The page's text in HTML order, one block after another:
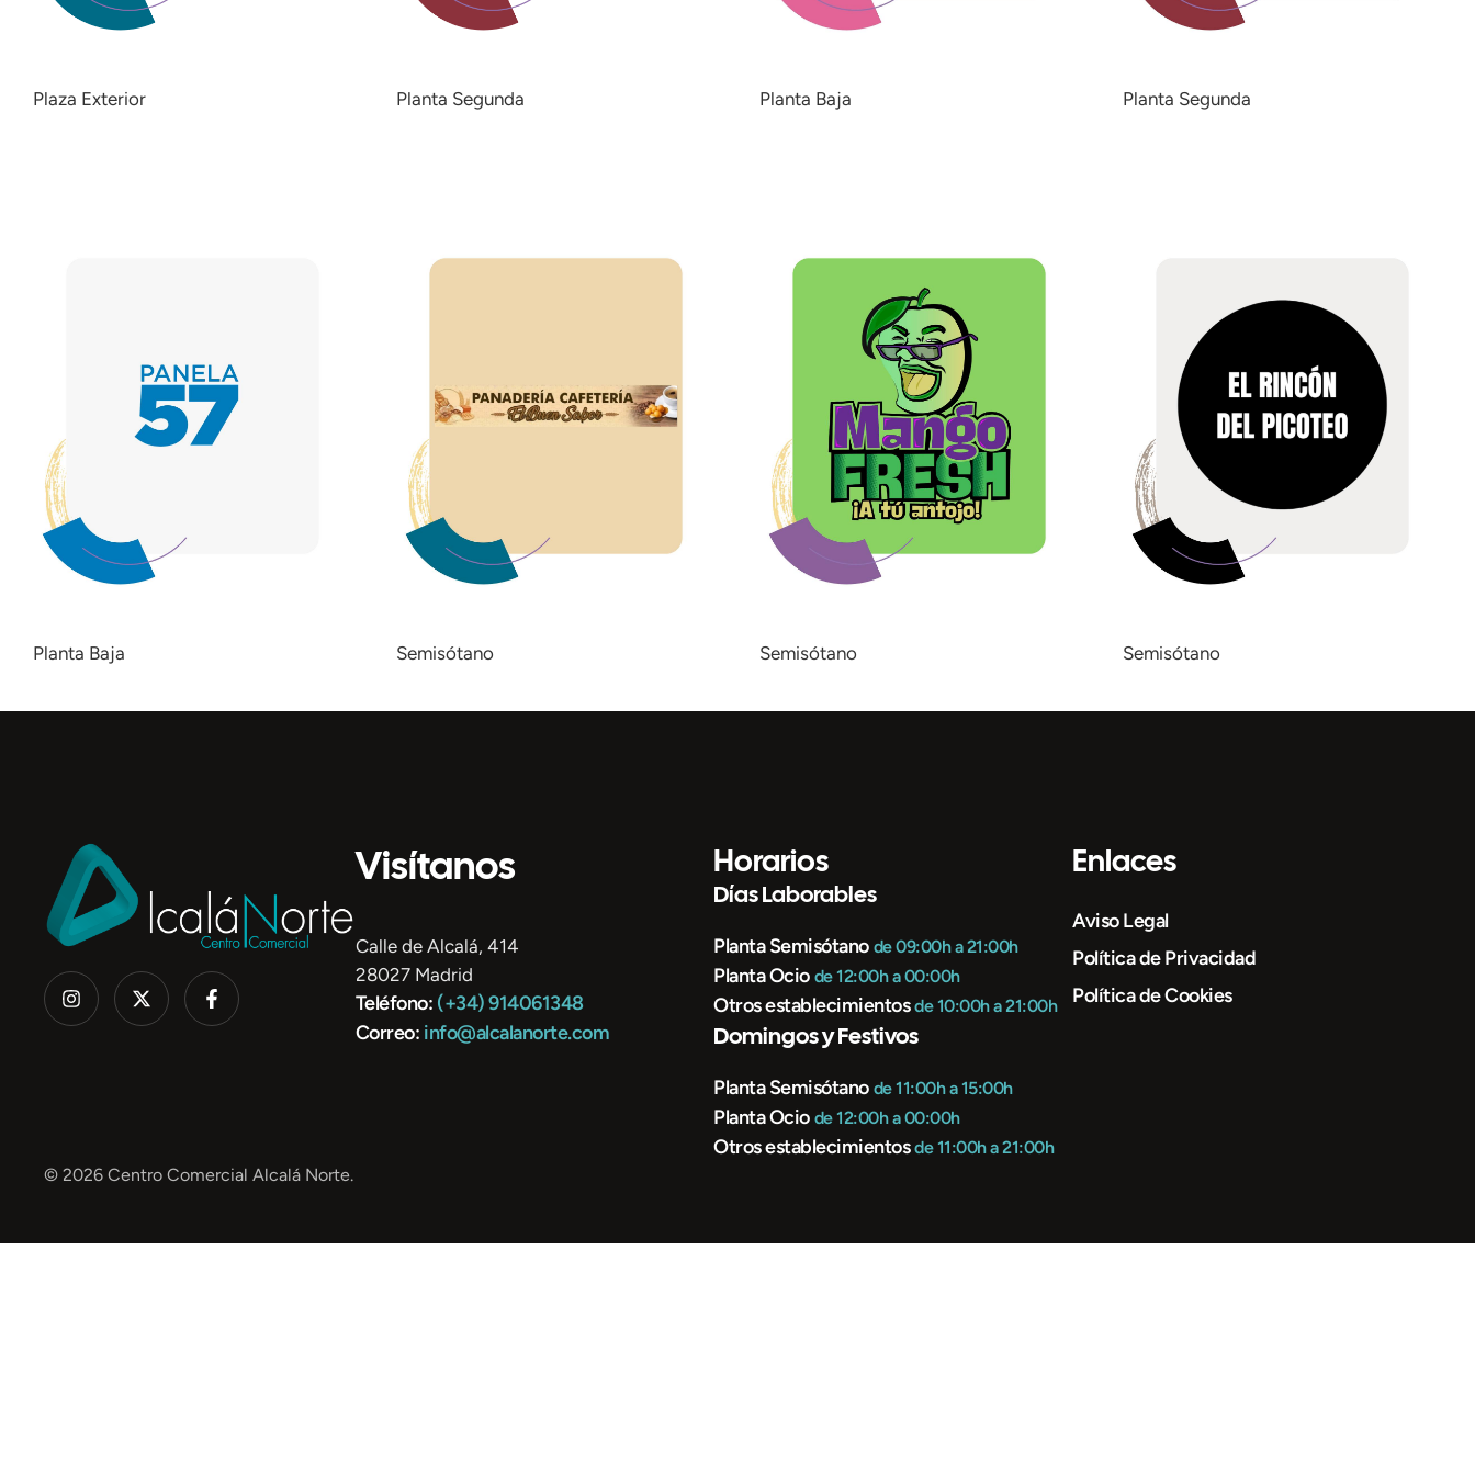
Plaza Exterior Planta Segunda Planta Baja Planta Segunda
Planta Baja Semisótano Semisótano Semisótano
Visítanos
Calle de Alcalá, 414
28027 Madrid
Teléfono: (+34) 914061348
Correo: info@alcalanorte.com
Horarios
Días Laborables
Planta Semisótano de 09:00h a 21:00h
Planta Ocio de 12:00h a 00:00h
Otros establecimientos de 10:00h a 21:00h
Domingos y Festivos
Planta Semisótano de 11:00h a 15:00h
Planta Ocio de 12:00h a 00:00h
Otros establecimientos de 11:00h a 21:00h
Enlaces
Aviso Legal
Política de Privacidad
Política de Cookies
© 2026 Centro Comercial Alcalá Norte.